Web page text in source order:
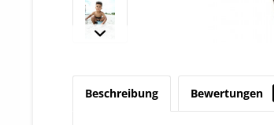
Beschreibung Bewertungen